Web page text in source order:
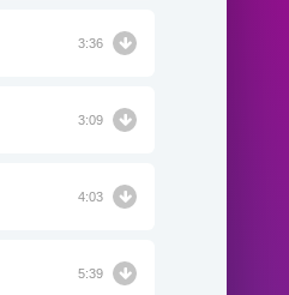
3:36
3:09
4:03
5:39